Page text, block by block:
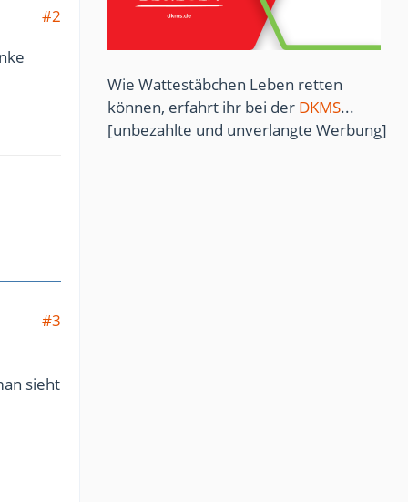
#2
#3
sieht
Wie Wattestäbchen Leben retten
können, erfahrt ihr bei der DKMS...
[unbezahlte und unverlangte Werbung]